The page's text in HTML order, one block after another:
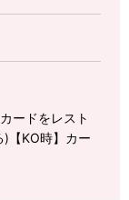
ードをレスト
【KO時】カー